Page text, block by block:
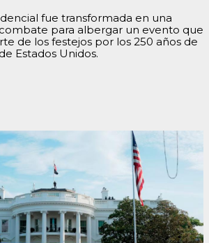
fue transformada en una
para albergar un evento que
de los festejos por los 250 años de
Estados Unidos.